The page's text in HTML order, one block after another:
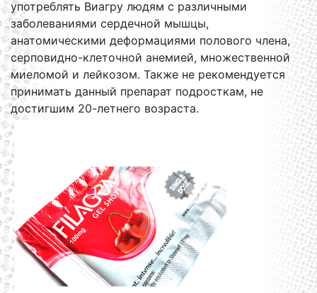
употреблять Виагру людям с различными
заболеваниями сердечной мышцы,
анатомическими деформациями полового члена,
серповидно-клеточной анемией, множественной
миеломой и лейкозом. Также не рекомендуется
принимать данный препарат подросткам, не
достигшим 20-летнего возраста.